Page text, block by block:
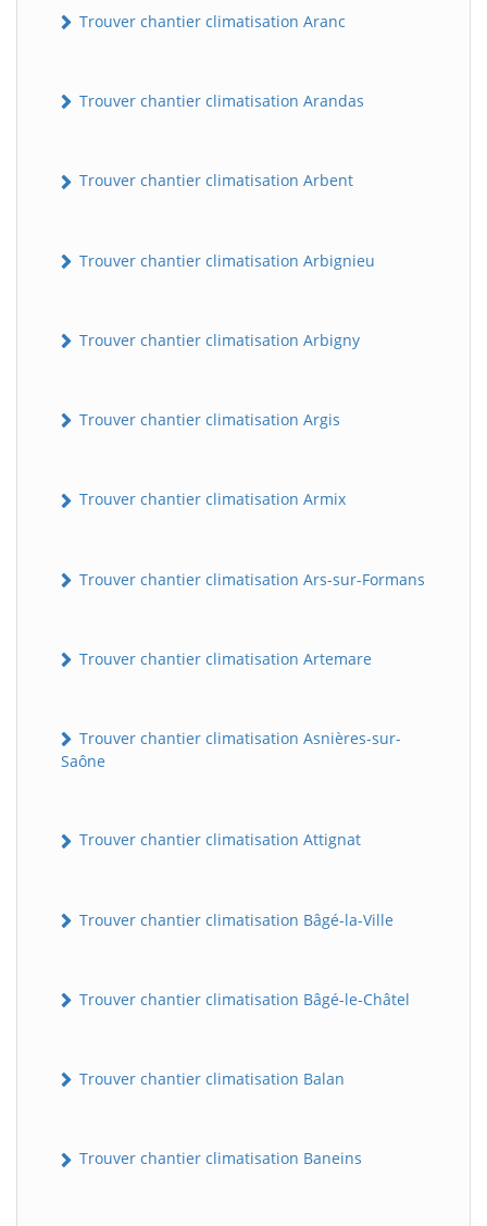
Trouver chantier climatisation Aranc
Trouver chantier climatisation Arandas
Trouver chantier climatisation Arbent
Trouver chantier climatisation Arbignieu
Trouver chantier climatisation Arbigny
Trouver chantier climatisation Argis
Trouver chantier climatisation Armix
Trouver chantier climatisation Ars-sur-Formans
Trouver chantier climatisation Artemare
Trouver chantier climatisation Asnières-sur-
Saône
Trouver chantier climatisation Attignat
Trouver chantier climatisation Bâgé-la-Ville
Trouver chantier climatisation Bâgé-le-Châtel
Trouver chantier climatisation Balan
Trouver chantier climatisation Baneins